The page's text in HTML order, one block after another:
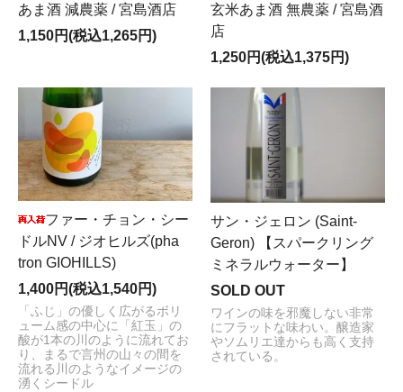
あま酒 減農薬 / 宮島酒店
1,150円(税込1,265円)
玄米あま酒 無農薬 / 宮島酒
店
1,250円(税込1,375円)
ファー・チョン・シー
ドルNV / ジオヒルズ(pha
tron GIOHILLS)
1,400円(税込1,540円)
「ふじ」の優しく広がるボリ
ューム感の中心に「紅玉」の
酸が1本の川のように流れてお
り、まるで言州の山々の間を
流れる川のようなイメージの
湧くシードル
サン・ジェロン (Saint-
Geron) 【スパークリング
ミネラルウォーター】
SOLD OUT
ワインの味を邪魔しない非常
にフラットな味わい。醸造家
やソムリエ達からも高く支持
されている。